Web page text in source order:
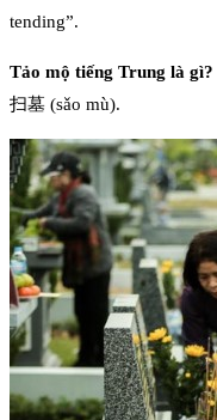
tending”.
Tảo mộ tiếng Trung là gì?
扫墓 (sǎo mù).